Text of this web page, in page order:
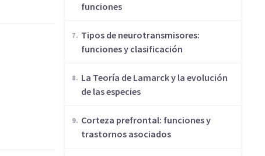
funciones
​Tipos de neurotransmisores:
funciones y clasificación
​La Teoría de Lamarck y la evolución
de las especies
Corteza prefrontal: funciones y
trastornos asociados